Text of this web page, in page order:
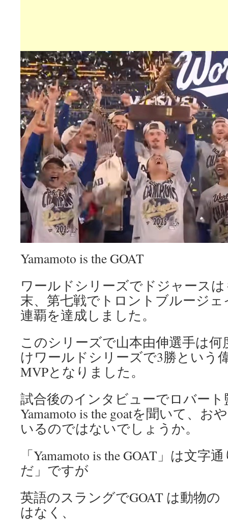
Yamamoto is the GOAT
ワールドシリーズでドジャース
末、第七戦でトロントブルージ
連覇を達成しました。
このシリーズで山本由伸選手は
けワールドシリーズで3勝という
MVPとなりました。
試合後のインタビューでロバー
Yamamoto is the goatを聞いて、お
いるのではないでしょうか。
「Yamamoto is the GOAT」は文字
だ」ですが
英語のスラングでGOAT は動物の
はなく、